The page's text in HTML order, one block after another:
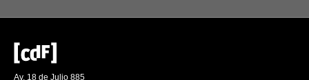
Av. 18 de Julio 885